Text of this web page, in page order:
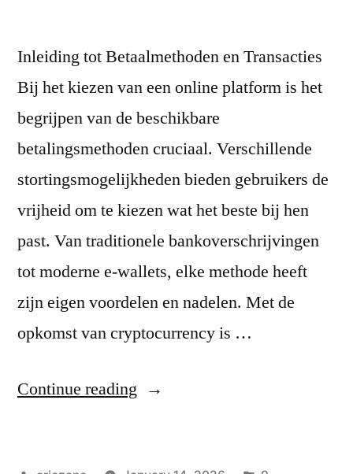
Inleiding tot Betaalmethoden en Transacties
Bij het kiezen van een online platform is het
begrijpen van de beschikbare
betalingsmethoden cruciaal. Verschillende
stortingsmogelijkheden bieden gebruikers de
vrijheid om te kiezen wat het beste bij hen
past. Van traditionele bankoverschrijvingen
tot moderne e-wallets, elke methode heeft
zijn eigen voordelen en nadelen. Met de
opkomst van cryptocurrency is …
Continue reading